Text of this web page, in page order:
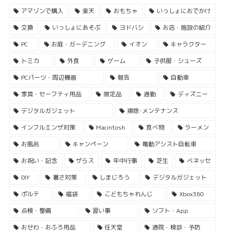
アマゾンで購入 楽天 おもちゃ
いっしょにおでかけ
交換
いっしょにあそぶ ヨドバシ
お店・施設の紹介
PC
お庭・ガーデニング イオン
キャラクター
トミカ
外食 ゲーム
子供服・シューズ
PCパーツ・周辺機器
報告
自動車
家具・セーフティ用品
限定品 通勤
ディズニー
デジタルガジェット
掃除･メンテナンス
インフルエンザ対策
Macintosh 食べ物
ラーメン
お風呂
キャンペーン
電動アシスト自転車
お祝い・記念
ザらス 年中行事 芝生
ベネッセ
DIY
暑さ対策 しまじろう
デジタルガジェット
ポルテ
福袋 こどもちゃれんじ
Xbox360
点検・整備
習い事
ソフト・App
おせわ・おふろ用品
任天堂
通院・検診・予防